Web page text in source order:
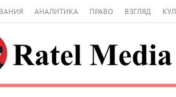
АНАЛИТИКА ПРАВО ВЗГЛЯД